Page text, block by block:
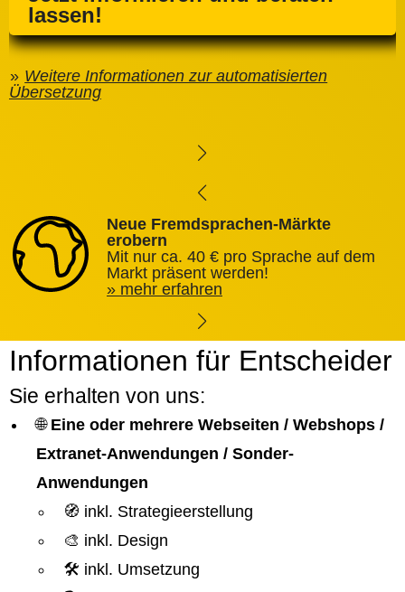
lassen!
Weitere Informationen zur automatisierten
Übersetzung
Neue Fremdsprachen-Märkte
erobern
Mit nur ca. 40 € pro Sprache auf dem
Markt präsent werden!
mehr erfahren
Informationen für Entscheider
Sie erhalten von uns:
🌐 Eine oder mehrere Webseiten / Webshops /
Extranet-Anwendungen / Sonder-
Anwendungen
🧭 inkl. Strategieerstellung
🎨 inkl. Design
🛠️ inkl. Umsetzung